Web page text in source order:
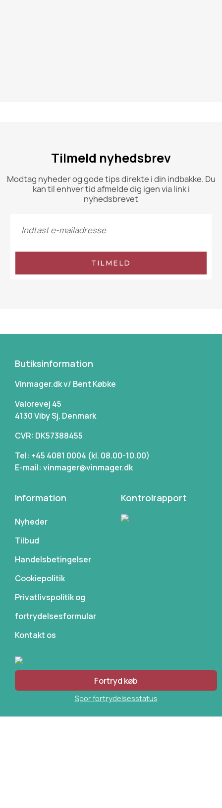
Tilmeld nyhedsbrev
Modtag nyheder og gode tips direkte i din indbakke. Du
kan til enhver tid afmelde dig igen via link i
nyhedsbrevet
TILMELD
Butiksinformation
Vinmager.dk v/ Bent Købke
Valorevej 45
4130 Viby Sj. Denmark
CVR: DK57388455
Tel: +45 4081 0004 (kl. 08.00-10.00)
E-mail: vinmager@vinmager.dk
Information
Nyheder
Tilbud
Handelsbetingelser
Cookiepolitik
Privatlivspolitik og
fortrydelsesformular
Kontakt os
Kontrolrapport
Fortryd køb
Spor fortrydelsesstatus